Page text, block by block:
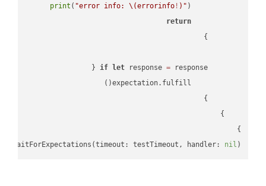
print ( "error info: \(errorinfo! ) "
return
if let response =
}
.waitForExpectations(timeout: testTimeout, handler: nil )